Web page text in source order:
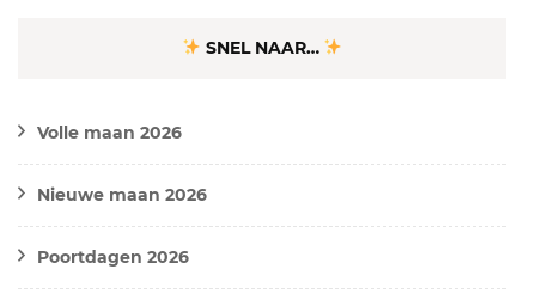
SNEL NAAR…
Volle maan 2026
Nieuwe maan 2026
Poortdagen 2026